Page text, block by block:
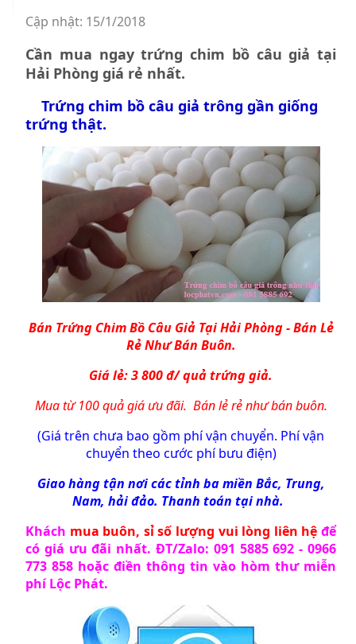
Cập nhật: 15/1/2018
Cần mua ngay trứng chim bồ câu giả tại
Hải Phòng giá rẻ nhất.
Trứng chim bồ câu giả trông gần giống
trứng thật.
Bán Trứng Chim Bồ Câu GiảTại Hải Phòng - Bán Lẻ
Rẻ Như Bán Buôn.
Giá lẻ: 3 800 đ/ quả trứng giả.
Mua từ 100 quả giá ưu đãi. Bán lẻ rẻ như bán buôn.
(Giá trên chưa bao gồm phí vận chuyển. Phí vận
chuyển theo cước phí bưu điện)
Giao hàng tận nơi các tỉnh ba miền Bắc, Trung,
Nam, hải đảo. Thanh toán tại nhà.
Khách mua buôn, sỉ số lượng vui lòng liên hệ để
có giá ưu đãi nhất. ĐT/Zalo: 091 5885 692 - 0966
773 858 hoặc điền thông tin vào hòm thư miễn
phí Lộc Phát.